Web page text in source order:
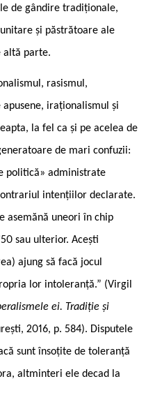
de gândire tradiționale,
și păstrătoare ale
altă parte.
rasismul,
iraționalismul și
la fel ca și pe acelea de
de mari confuzii:
politică» administrate
intențiilor declarate.
asemănă uneori în chip
sau ulterior. Acești
ajung să facă jocul
lor intoleranță.” (Virgil
ei. Tradiție și
2016, p. 584). Disputele
sunt însoțite de toleranță
altminteri ele decad la